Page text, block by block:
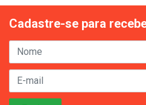
Cadastre-se para